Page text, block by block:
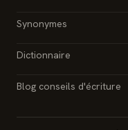
Synonymes
Dictionnaire
Blog conseils d'écriture